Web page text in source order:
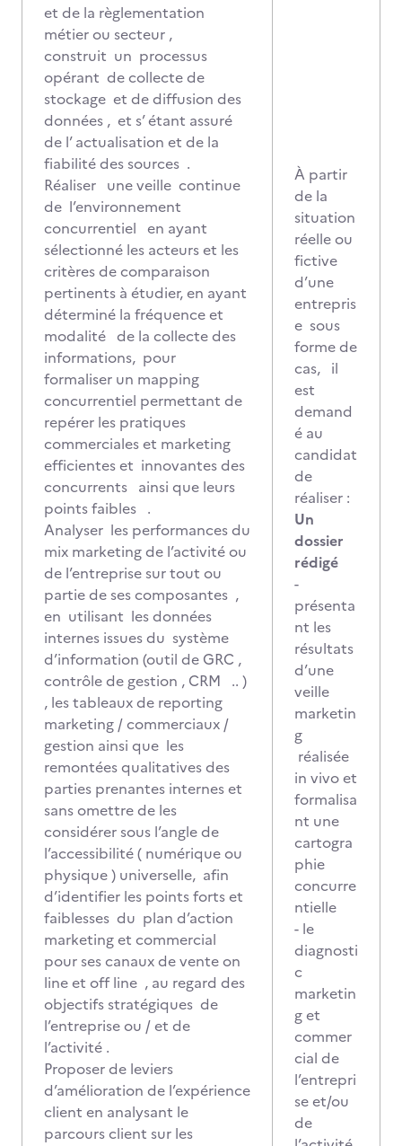
et de la règlementation
métier ou secteur ,
construit un processus
opérant de collecte de
stockage et de diffusion des
données , et s’ étant assuré
de l’ actualisation et de la
fiabilité des sources .
Réaliser une veille continue
de l’environnement
concurrentiel en ayant
sélectionné les acteurs et les
critères de comparaison
pertinents à étudier, en ayant
déterminé la fréquence et
modalité de la collecte des
informations, pour
formaliser un mapping
concurrentiel permettant de
repérer les pratiques
commerciales et marketing
efficientes et innovantes des
concurrents ainsi que leurs
points faibles .
Analyser les performances du
mix marketing de l’activité ou
de l’entreprise sur tout ou
partie de ses composantes ,
en utilisant les données
internes issues du système
d’information (outil de GRC ,
contrôle de gestion , CRM .. )
, les tableaux de reporting
marketing / commerciaux /
gestion ainsi que les
remontées qualitatives des
parties prenantes internes et
sans omettre de les
considérer sous l’angle de
l’accessibilité ( numérique ou
physique ) universelle, afin
d’identifier les points forts et
faiblesses du plan d’action
marketing et commercial
pour ses canaux de vente on
line et off line , au regard des
objectifs stratégiques de
l’entreprise ou / et de
l’activité .
Proposer de leviers
d’amélioration de l’expérience
client en analysant le
parcours client sur les
À partir
de la
situation
réelle ou
fictive
d’une
entrepris
e sous
forme de
cas, il
est
demand
é au
candidat
de
réaliser :
Un
dossier
rédigé
-
présenta
nt les
résultats
d’une
veille
marketin
g
réalisée
in vivo et
formalisa
nt une
cartogra
phie
concurre
ntielle
- le
diagnosti
c
marketin
g et
commer
cial de
l’entrepri
se et/ou
de